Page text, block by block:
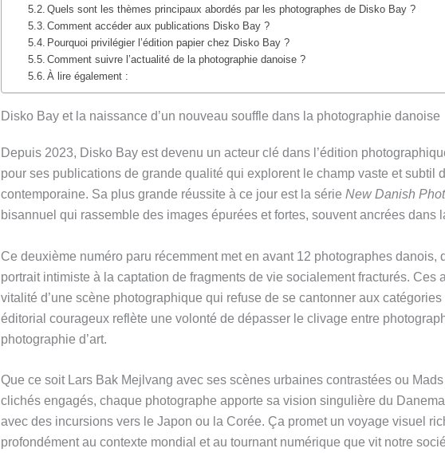
Quels sont les thèmes principaux abordés par les photographes de Disko Bay ?
Comment accéder aux publications Disko Bay ?
Pourquoi privilégier l’édition papier chez Disko Bay ?
Comment suivre l’actualité de la photographie danoise ?
À lire également :
Disko Bay et la naissance d’un nouveau souffle dans la photographie danoise
Depuis 2023, Disko Bay est devenu un acteur clé dans l’édition
pour ses publications de grande qualité qui explorent le champ vaste et subtil
contemporaine. Sa plus grande réussite à ce jour est la série New Danish
bisannuel qui rassemble des images épurées et fortes, souvent ancrées dans
Ce deuxième numéro paru récemment met en avant 12 photographes danois,
portrait intimiste à la captation de fragments de vie socialement fracturés. Ces
vitalité d’une scène photographique qui refuse de se cantonner aux
éditorial courageux reflète une volonté de dépasser le clivage entre
photographie d’art.
Que ce soit Lars Bak Mejlvang avec ses scènes urbaines contrastées ou
clichés engagés, chaque photographe apporte sa vision singulière du
avec des incursions vers le Japon ou la Corée. Ça promet un voyage visuel
profondément au contexte mondial et au tournant numérique que vit notre